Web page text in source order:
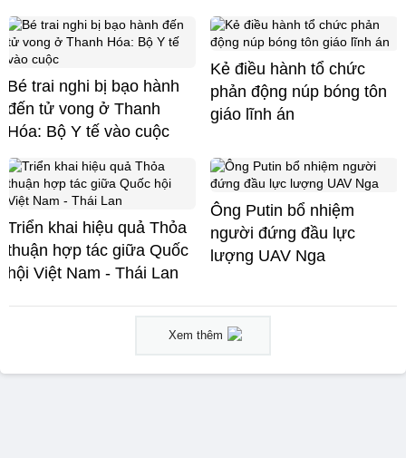
Bé trai nghi bị bạo hành
đến tử vong ở Thanh
Hóa: Bộ Y tế vào cuộc
Kẻ điều hành tổ chức
phản động núp bóng tôn
giáo lĩnh án
Triển khai hiệu quả Thỏa
thuận hợp tác giữa Quốc
hội Việt Nam - Thái Lan
Ông Putin bổ nhiệm
người đứng đầu lực
lượng UAV Nga
Xem thêm